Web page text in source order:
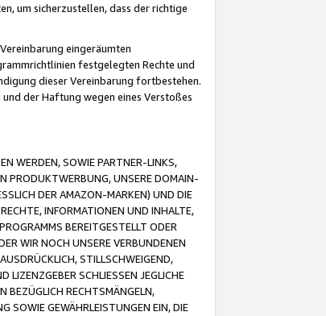
um sicherzustellen, dass der richtige
eingeräumten
festgelegten Rechte und
dieser Vereinbarung fortbestehen.
der Haftung wegen eines Verstoßes
WERDEN, SOWIE PARTNER-LINKS,
PRODUKTWERBUNG, UNSERE DOMAIN-
DER AMAZON-MARKEN) UND DIE
INFORMATIONEN UND INHALTE,
BEREITGESTELLT ODER
WIR NOCH UNSERE VERBUNDENEN
STILLSCHWEIGEND,
LIZENZGEBER SCHLIESSEN JEGLICHE
BEZÜGLICH RECHTSMÄNGELN,
SOWIE GEWÄHRLEISTUNGEN EIN, DIE